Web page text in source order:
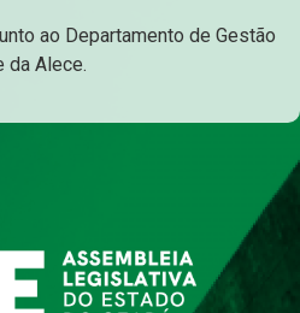
ao Departamento de Gestão
da Alece.